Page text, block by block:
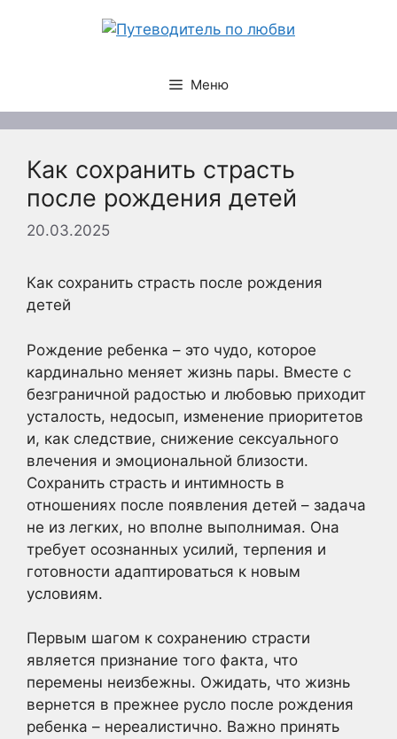
Меню
Как сохранить страсть
после рождения детей
20.03.2025
Как сохранить страсть после рождения
детей
Рождение ребенка – это чудо, которое
кардинально меняет жизнь пары. Вместе с
безграничной радостью и любовью приходит
усталость, недосып, изменение приоритетов
и, как следствие, снижение сексуального
влечения и эмоциональной близости.
Сохранить страсть и интимность в
отношениях после появления детей – задача
не из легких, но вполне выполнимая. Она
требует осознанных усилий, терпения и
готовности адаптироваться к новым
условиям.
Первым шагом к сохранению страсти
является признание того факта, что
перемены неизбежны. Ожидать, что жизнь
вернется в прежнее русло после рождения
ребенка – нереалистично. Важно принять